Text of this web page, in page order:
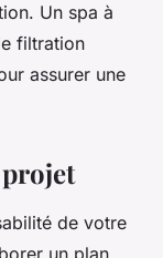
Un spa à
filtration
assurer une
de votre